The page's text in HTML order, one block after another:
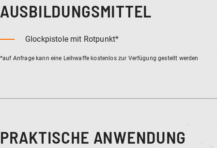
AUSBILDUNGSMITTEL
Glockpistole mit Rotpunkt*
*auf Anfrage kann eine Leihwaffe kostenlos zur Verfügung gestellt werden
PRAKTISCHE ANWENDUNG